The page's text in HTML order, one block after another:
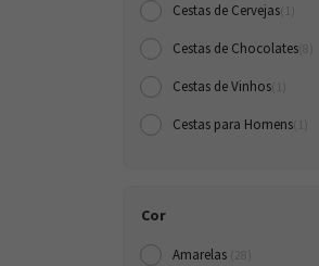
Cestas de Cervejas
Cestas de Chocolates
Cestas de Vinhos
Cestas para Homens
Cor
Amarelas